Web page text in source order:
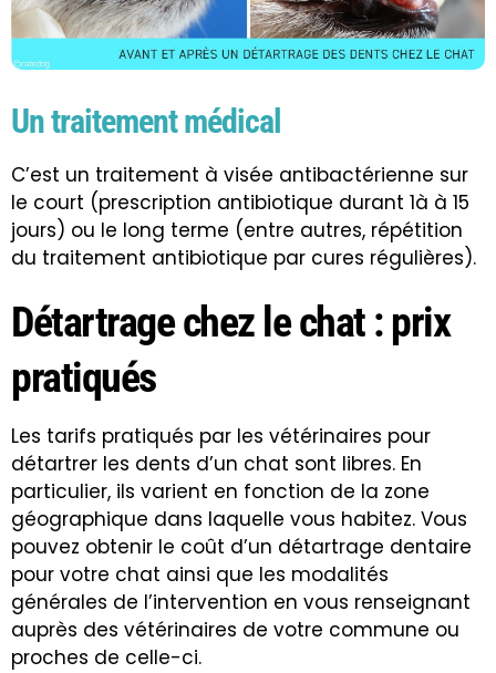
Un traitement médical
C’est un traitement à visée antibactérienne sur
le court (prescription antibiotique durant 1à à 15
jours) ou le long terme (entre autres, répétition
du traitement antibiotique par cures régulières).
Détartrage chez le chat : prix
pratiqués
Les tarifs pratiqués par les vétérinaires pour
détartrer les dents d’un chat sont libres. En
particulier, ils varient en fonction de la zone
géographique dans laquelle vous habitez. Vous
pouvez obtenir le coût d’un détartrage dentaire
pour votre chat ainsi que les modalités
générales de l’intervention en vous renseignant
auprès des vétérinaires de votre commune ou
proches de celle-ci.